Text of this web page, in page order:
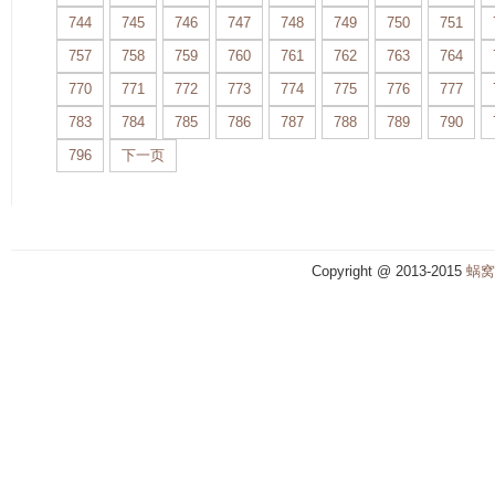
744
745 746 747 748 749 750 751
757
758 759 760 761 762 763 764
770
771 772 773 774 775 776 777
783
784 785 786 787 788 789 790
796
下一页
Copyright @ 2013-2015 蜗